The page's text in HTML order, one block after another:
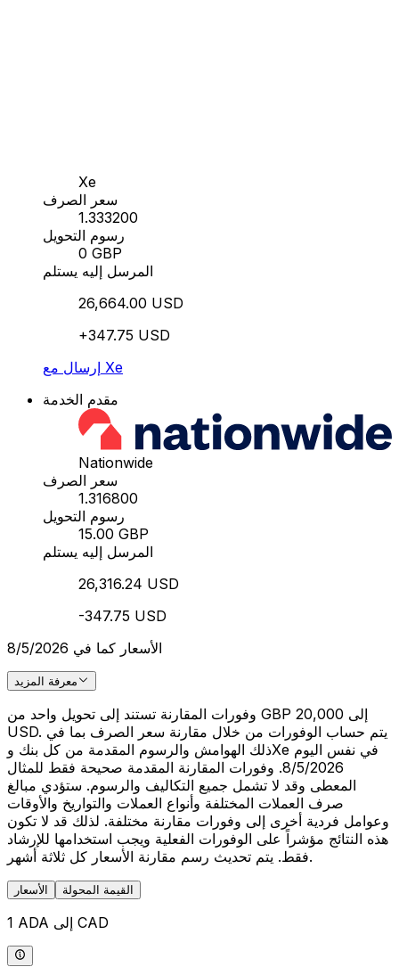
Xe
سعر الصرف
1.333200
رسوم التحويل
0 GBP
المرسل إليه يستلم
26,664.00 USD
+347.75 USD
إرسال مع Xe
مقدم الخدمة
Nationwide
سعر الصرف
1.316800
رسوم التحويل
15.00 GBP
المرسل إليه يستلم
26,316.24 USD
-347.75 USD
الأسعار كما في 8/5/2026
معرفة المزيد
وفورات المقارنة تستند إلى تحويل واحد من GBP 20,000 إلى
USD. يتم حساب الوفورات من خلال مقارنة سعر الصرف بما في
ذلك الهوامش والرسوم المقدمة من كل بنك وXe في نفس اليوم
8/5/2026. وفورات المقارنة المقدمة صحيحة فقط للمثال
المعطى وقد لا تشمل جميع التكاليف والرسوم. ستؤدي مبالغ
صرف العملات المختلفة وأنواع العملات والتواريخ والأوقات
وعوامل فردية أخرى إلى وفورات مقارنة مختلفة. لذلك قد لا تكون
هذه النتائج مؤشراً على الوفورات الفعلية ويجب استخدامها للإرشاد
فقط. يتم تحديث رسم مقارنة الأسعار كل ثلاثة أشهر.
الأسعار القيمة المحولة
1 ADA إلى CAD